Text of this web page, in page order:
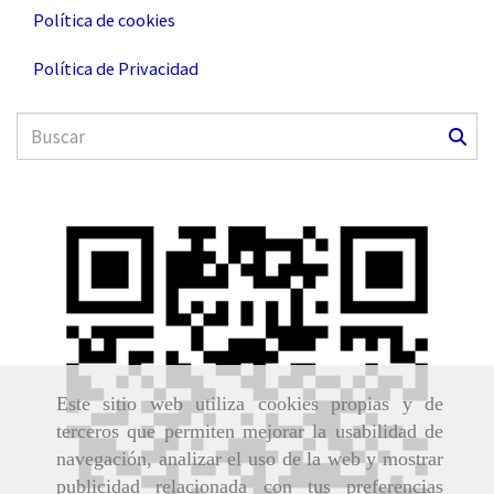
Este sitio web utiliza cookies propias y de
terceros que permiten mejorar la usabilidad de
navegación, analizar el uso de la web y mostrar
publicidad relacionada con tus preferencias
Política de cookies
Política de Privacidad